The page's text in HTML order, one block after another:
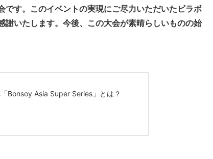
です。このイベントの実現にご尽力いただいたビラボ
謝いたします。今後、この大会が素晴らしいものの始